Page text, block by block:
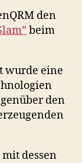
den
beim
wurde eine
den
dessen